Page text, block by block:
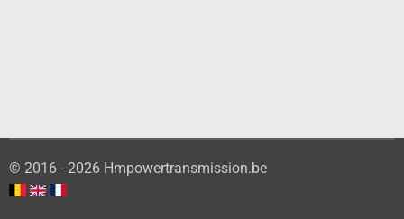
© 2016 - 2026 Hmpowertransmission.be